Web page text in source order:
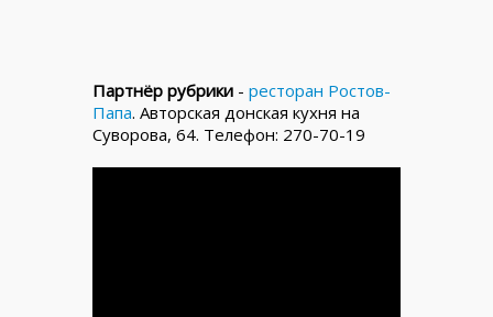
Партнёр рубрики - ресторан Ростов-
Папа. Авторская донская кухня на
Суворова, 64. Телефон: 270-70-19